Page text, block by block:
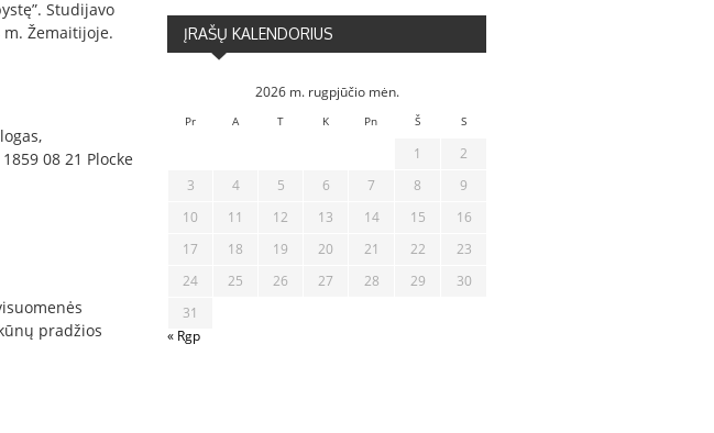
Studijavo
Žemaitijoje.
08 21 Plocke
pradžios
ĮRAŠŲ KALENDORIUS
2026 m. rugpjūčio mėn.
Pr A T K Pn Š S
1
2
3
4 5 6 7 8
9
10
11 12 13 14 15
16
17
18 19 20 21 22
23
24
25 26 27 28 29
30
31
« Rgp